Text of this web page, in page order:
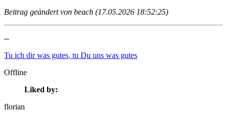
Beitrag geändert von beach (17.05.2026 18:52:25)
--
Tu ich dir was gutes, tu Du uns was gutes
Offline
Liked by:
florian